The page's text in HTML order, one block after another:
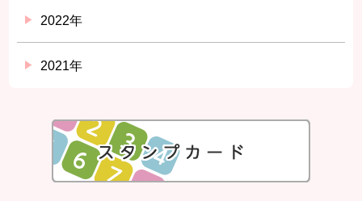
2022年
2021年